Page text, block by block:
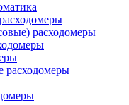
расходомеры
расходомеры